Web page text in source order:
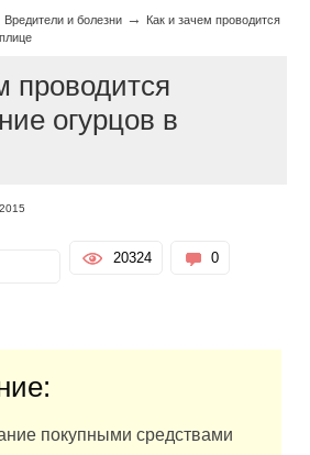
Вредители и болезни →
Как и зачем проводится
проводится
огурцов в
20324 0
покупными средствами